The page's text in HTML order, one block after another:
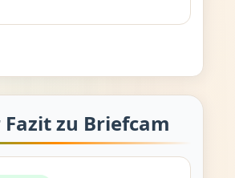
Fazit zu Briefcam